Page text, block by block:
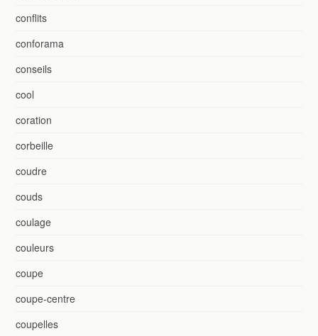
conflits
conforama
conseils
cool
coration
corbeille
coudre
couds
coulage
couleurs
coupe
coupe-centre
coupelles